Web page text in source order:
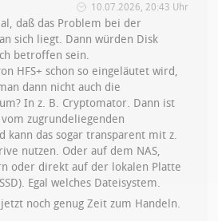
10.07.2026, 20:43 Uhr
daß das Problem bei der
sich liegt. Dann würden Disk
betroffen sein.
HFS+ schon so eingeläutet wird,
dann nicht auch die
In z. B. Cryptomator. Dann ist
zugrundeliegenden
kann das sogar transparent mit z.
nutzen. Oder auf dem NAS,
oder direkt auf der lokalen Platte
Egal welches Dateisystem.
noch genug Zeit zum Handeln.